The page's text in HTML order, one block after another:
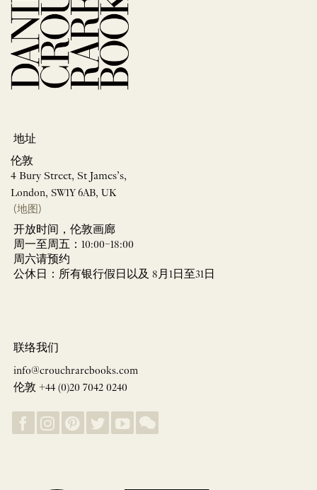
地址
伦敦
4 Bury Street, St James’s,
London, SW1Y 6AB, UK
(地图)
开放时间，伦敦画廊
周一至周五：10:00–18:00
周六请预约
公休日：所有银行假日以及 8月1日至31日
联络我们
info@crouchrarebooks.com
伦敦 +44 (0)20 7042 0240